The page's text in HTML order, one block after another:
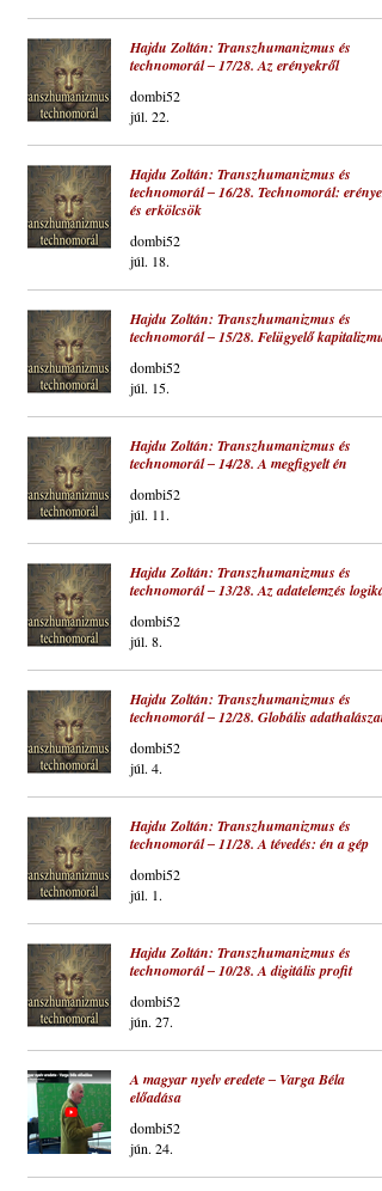
Hajdu Zoltán: Transzhumanizmus és
technomorál ‒ 17/28. Az erényekről
dombi52
júl. 22.
Hajdu Zoltán: Transzhumanizmus és
technomorál ‒ 16/28. Technomorál: erények
és erkölcsök
dombi52
júl. 18.
Hajdu Zoltán: Transzhumanizmus és
technomorál ‒ 15/28. Felügyelő kapitalizmus
dombi52
júl. 15.
Hajdu Zoltán: Transzhumanizmus és
technomorál ‒ 14/28. A megfigyelt én
dombi52
júl. 11.
Hajdu Zoltán: Transzhumanizmus és
technomorál ‒ 13/28. Az adatelemzés
dombi52
júl. 8.
Hajdu Zoltán: Transzhumanizmus és
technomorál ‒ 12/28. Globális adathalászat
dombi52
júl. 4.
Hajdu Zoltán: Transzhumanizmus és
technomorál ‒ 11/28. A tévedés: én a gép
dombi52
júl. 1.
Hajdu Zoltán: Transzhumanizmus és
technomorál ‒ 10/28. A digitális profit
dombi52
jún. 27.
A magyar nyelv eredete ‒ Varga Béla
előadása
dombi52
jún. 24.